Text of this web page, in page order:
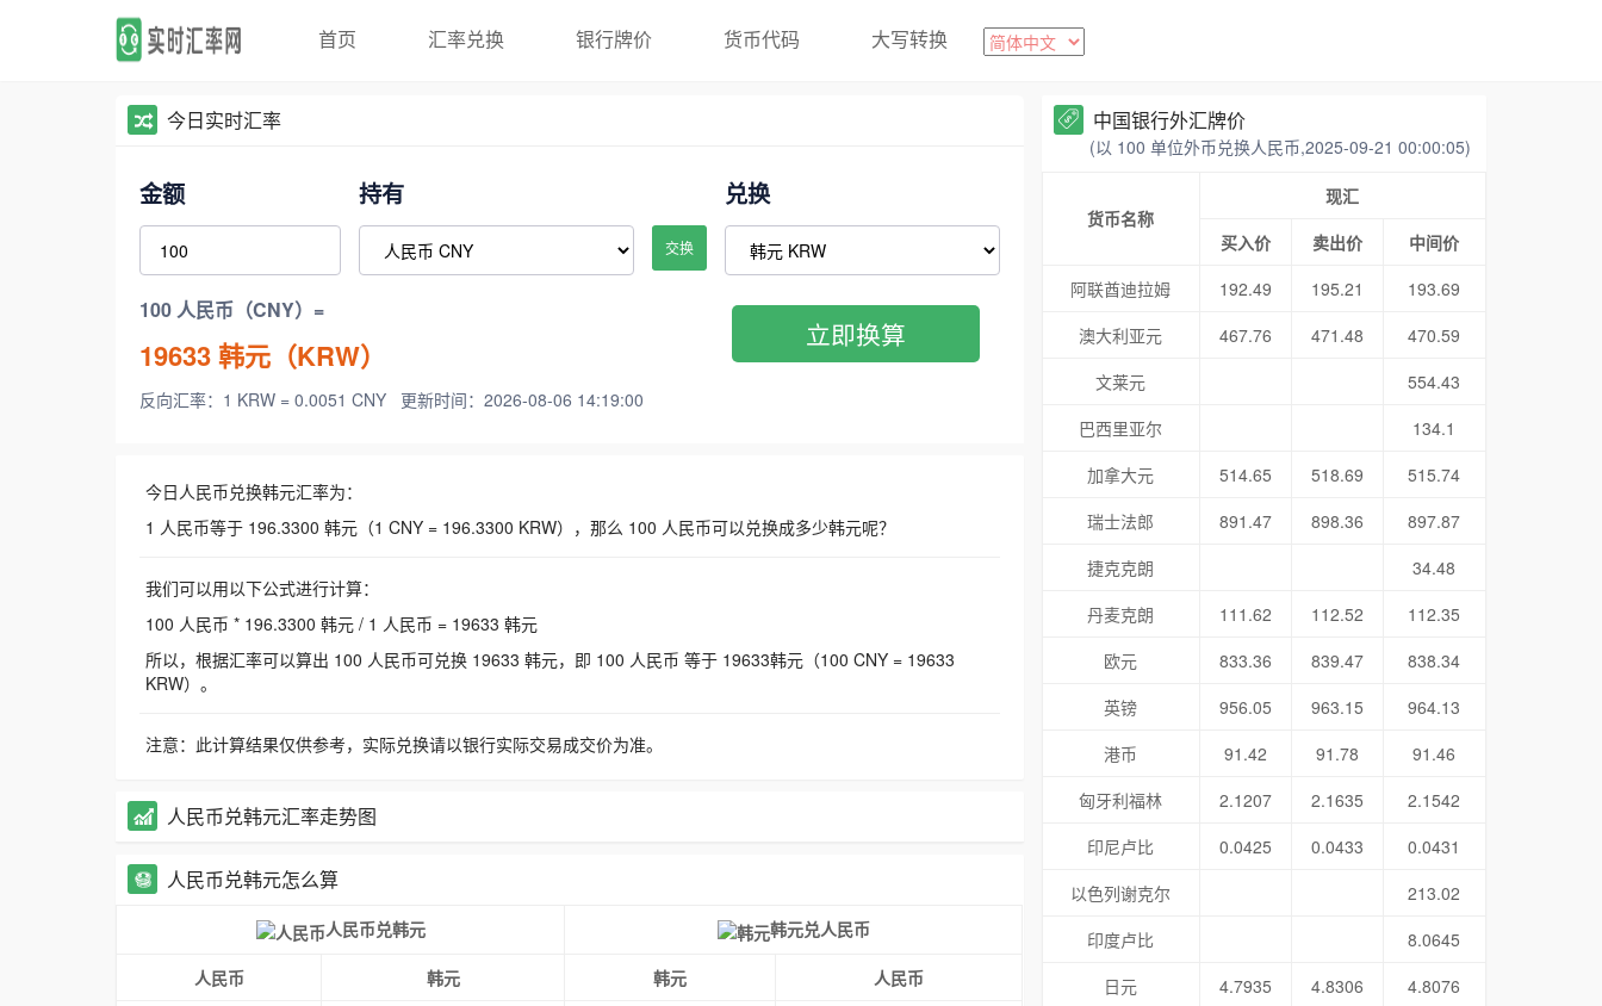
首页 汇率兑换 银行牌价 货币代码 大写转换
今日实时汇率
金额 持有
交换
兑换
100 人民币（CNY）=
19633韩元（KRW）
反向汇率：1 KRW = 0.0051 CNY 更新时间：2026-08-06 14:19:00
立即换算
今日人民币兑换韩元汇率为：
1 人民币等于 196.3300 韩元（1 CNY = 196.3300 KRW），那么 100 人民币可以兑换成多少韩元呢？
我们可以用以下公式进行计算：
100 人民币 * 196.3300 韩元 / 1 人民币 = 19633 韩元
所以，根据汇率可以算出 100 人民币可兑换 19633 韩元，即 100 人民币 等于 19633韩元（100 CNY = 19633
KRW）。
注意：此计算结果仅供参考，实际兑换请以银行实际交易成交价为准。
人民币兑韩元汇率走势图
人民币兑韩元怎么算
人民币兑韩元 韩元兑人民币
人民币 韩元 韩元
人民币
中国银行外汇牌价
(以 100 单位外币兑换人民币,2025-09-21 00:00:05)
货币名称
现汇
买入价
卖出价
中间价
阿联酋迪拉姆
192.49 195.21
193.69
澳大利亚元
467.76 471.48
470.59
文莱元
554.43
巴西里亚尔
134.1
加拿大元
514.65 518.69
515.74
瑞士法郎
891.47 898.36
897.87
捷克克朗
34.48
丹麦克朗
111.62 112.52
112.35
欧元
833.36 839.47
838.34
英镑
956.05 963.15
964.13
港币
91.42 91.78
91.46
匈牙利福林
2.1207 2.1635
2.1542
印尼卢比
0.0425 0.0433
0.0431
以色列谢克尔
213.02
印度卢比
8.0645
日元
4.7935 4.8306
4.8076